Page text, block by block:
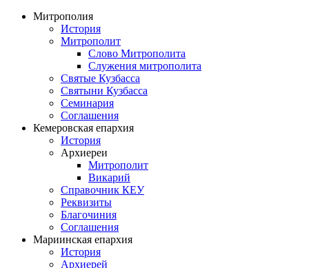
Митрополия
История
Митрополит
Слово Митрополита
Служения митрополита
Святые Кузбасса
Святыни Кузбасса
Семинария
Соглашения
Кемеровская епархия
История
Архиереи
Митрополит
Викарий
Справочник КЕУ
Реквизиты
Благочиния
Соглашения
Мариинская епархия
История
Архиерей